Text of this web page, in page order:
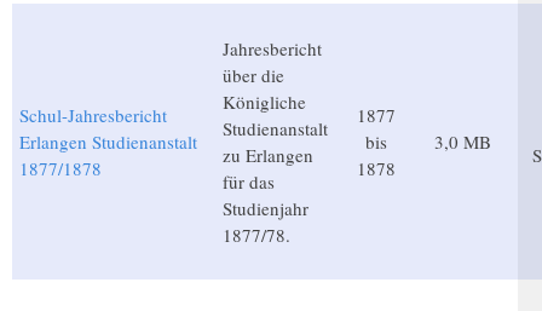
Schul-Jahresbericht
Erlangen Studienanstalt
1877/1878
Jahresbericht
über die
Königliche
Studienanstalt
zu Erlangen
für das
Studienjahr
1877/78.
1877
bis
1878
3,0 MB